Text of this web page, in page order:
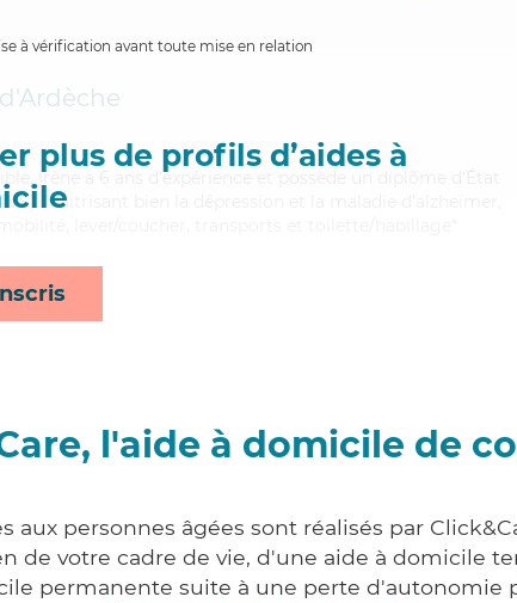
à vérification avant toute mise en relation
plus de profils d’aides à
Irène a 6 ans d'expérience et possède un diplôme d'État
Maitrisant bien la dépression et la maladie d'alzheimer,
l'aide à domicile de
aux personnes âgées sont réalisés par
de votre cadre de vie, d'une aide à domicile
permanente suite à une perte d'autonomie